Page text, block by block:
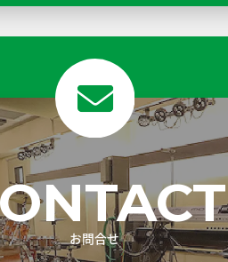
お問合せ